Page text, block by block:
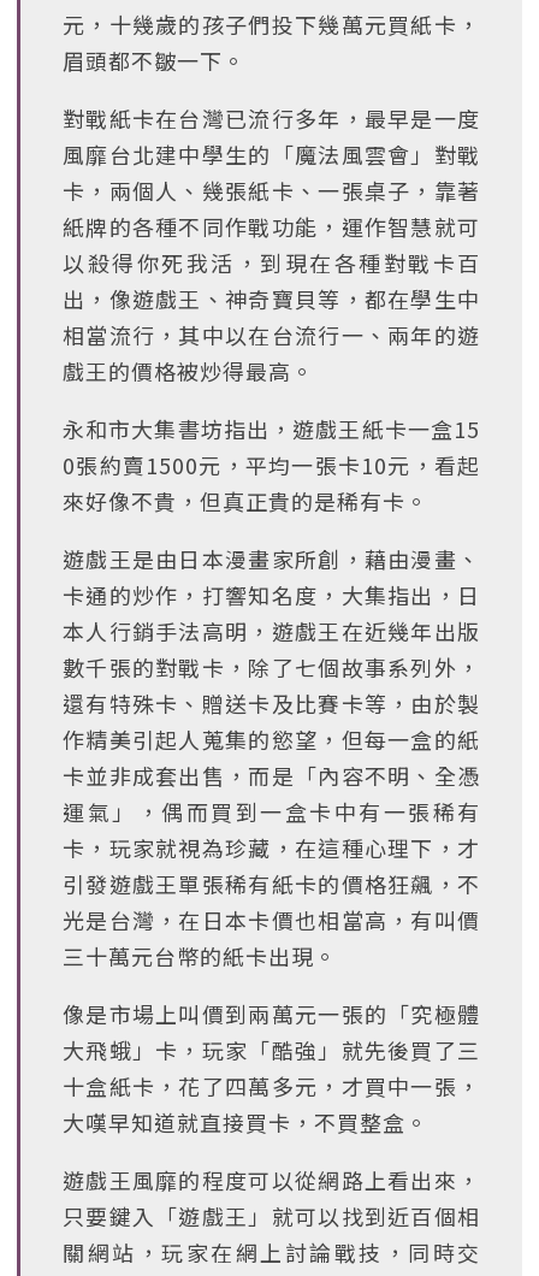
元，十幾歲的孩子們投下幾萬元買紙卡，
眉頭都不皺一下。
對戰紙卡在台灣已流行多年，最早是一度
風靡台北建中學生的「魔法風雲會」對戰
卡，兩個人、幾張紙卡、一張桌子，靠著
紙牌的各種不同作戰功能，運作智慧就可
以殺得你死我活，到現在各種對戰卡百
出，像遊戲王、神奇寶貝等，都在學生中
相當流行，其中以在台流行一、兩年的遊
戲王的價格被炒得最高。
永和市大集書坊指出，遊戲王紙卡一盒15
0張約賣1500元，平均一張卡10元，看起
來好像不貴，但真正貴的是稀有卡。
遊戲王是由日本漫畫家所創，藉由漫畫、
卡通的炒作，打響知名度，大集指出，日
本人行銷手法高明，遊戲王在近幾年出版
數千張的對戰卡，除了七個故事系列外，
還有特殊卡、贈送卡及比賽卡等，由於製
作精美引起人蒐集的慾望，但每一盒的紙
卡並非成套出售，而是「內容不明、全憑
運氣」，偶而買到一盒卡中有一張稀有
卡，玩家就視為珍藏，在這種心理下，才
引發遊戲王單張稀有紙卡的價格狂飆，不
光是台灣，在日本卡價也相當高，有叫價
三十萬元台幣的紙卡出現。
像是市場上叫價到兩萬元一張的「究極體
大飛蛾」卡，玩家「酷強」就先後買了三
十盒紙卡，花了四萬多元，才買中一張，
大嘆早知道就直接買卡，不買整盒。
遊戲王風靡的程度可以從網路上看出來，
只要鍵入「遊戲王」就可以找到近百個相
關網站，玩家在網上討論戰技，同時交